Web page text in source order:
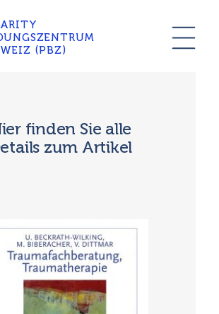
(PBZ)
finden Sie alle
zum Artikel